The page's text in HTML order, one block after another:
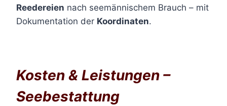
Reedereien nach seemännischem Brauch – mit
Dokumentation der Koordinaten.
Kosten & Leistungen –
Seebestattung